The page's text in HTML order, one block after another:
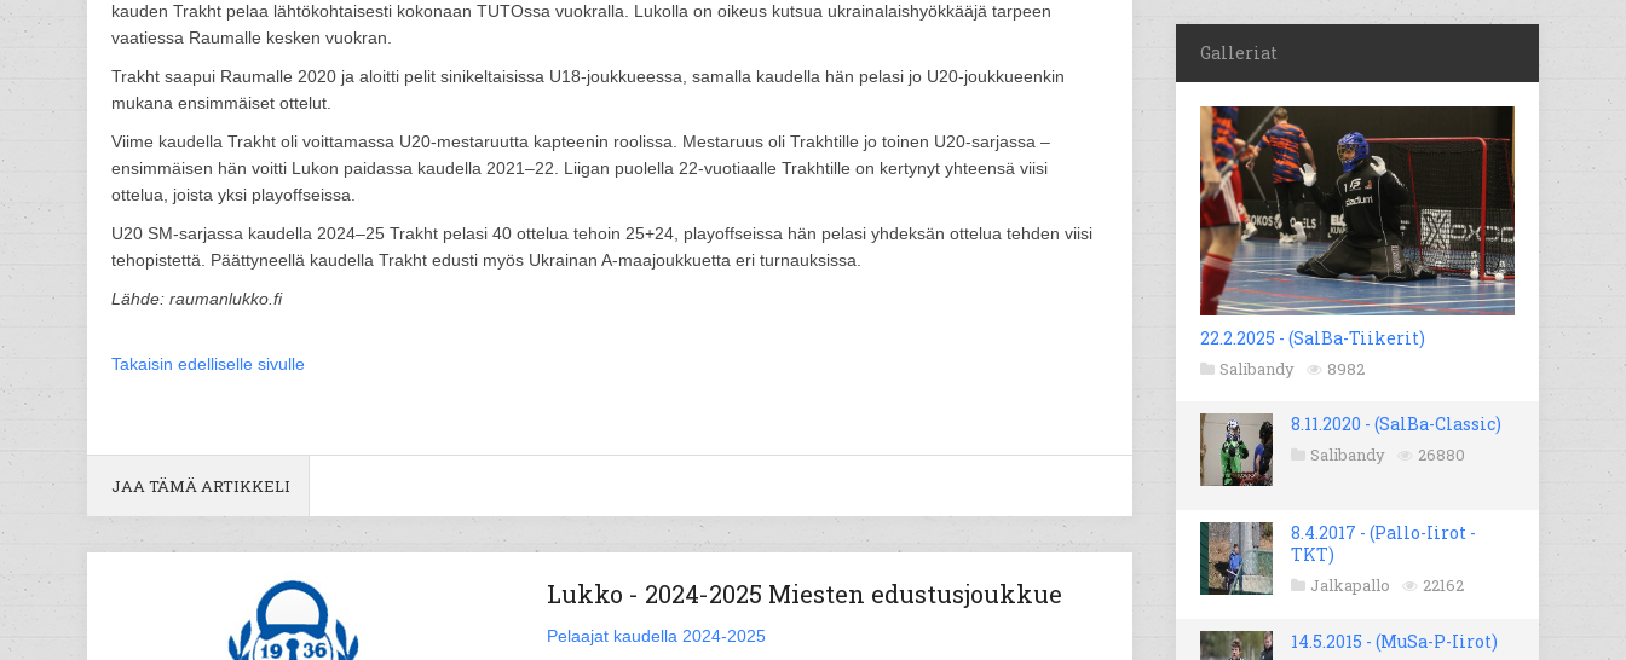
kauden Trakht pelaa lähtökohtaisesti kokonaan TUTOssa vuokralla. Lukolla on oikeus kutsua ukrainalaishyökkääjä tarpeen
vaatiessa Raumalle kesken vuokran.
Trakht saapui Raumalle 2020 ja aloitti pelit sinikeltaisissa U18-joukkueessa, samalla kaudella hän pelasi jo U20-joukkueenkin
mukana ensimmäiset ottelut.
Viime kaudella Trakht oli voittamassa U20-mestaruutta kapteenin roolissa. Mestaruus oli Trakhtille jo toinen U20-sarjassa –
ensimmäisen hän voitti Lukon paidassa kaudella 2021–22. Liigan puolella 22-vuotiaalle Trakhtille on kertynyt yhteensä viisi
ottelua, joista yksi playoffseissa.
U20 SM-sarjassa kaudella 2024–25 Trakht pelasi 40 ottelua tehoin 25+24, playoffseissa hän pelasi yhdeksän ottelua tehden viisi
tehopistettä. Päättyneellä kaudella Trakht edusti myös Ukrainan A-maajoukkuetta eri turnauksissa.
Lähde: raumanlukko.fi
Takaisin edelliselle sivulle
JAA TÄMÄ ARTIKKELI
Lukko - 2024-2025 Miesten edustusjoukkue
Pelaajat kaudella 2024-2025
Galleriat
22.2.2025 - (SalBa-Tiikerit)
Salibandy 8982
8.11.2020 - (SalBa-Classic)
Salibandy 26880
8.4.2017 - (Pallo-Iirot -
TKT)
Jalkapallo 22162
14.5.2015 - (MuSa-P-Iirot)